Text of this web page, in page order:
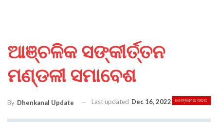
ଆଞ୍ଚଳିକ ସଙ୍କୀର୍ତ୍ତନ
ମଣ୍ଡଳୀ ସମାବେଶ
ଢେଙ୍କାନାଳ ଖବର
By Dhenkanal Update Last updated Dec 16, 2022